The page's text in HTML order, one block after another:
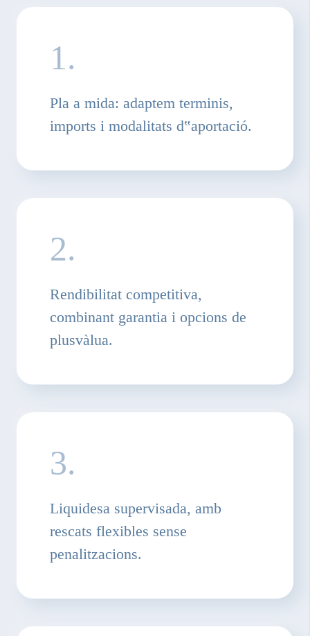
1.
Pla a mida: adaptem terminis,
imports i modalitats d‟aportació.
2.
Rendibilitat competitiva,
combinant garantia i opcions de
plusvàlua.
3.
Liquidesa supervisada, amb
rescats flexibles sense
penalitzacions.